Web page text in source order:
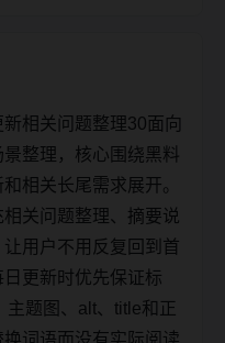
相关问题整理30面向
整理，核心围绕黑料
相关长尾需求展开。
关问题整理、摘要说
用户不用反复回到首
更新时优先保证标
题图、alt、title和正
词语而没有实际阅读